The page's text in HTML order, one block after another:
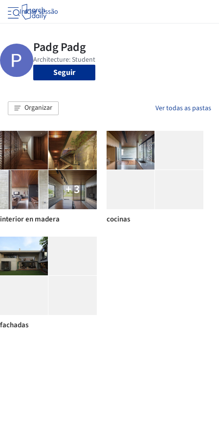
Iniciar sessão
Seguir
Organizar Ver todas as pastas
+ 3
interior en madera cocinas
fachadas